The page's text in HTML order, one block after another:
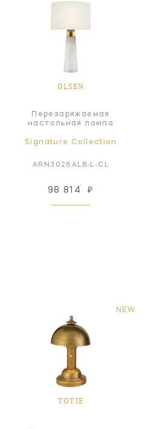
OLSEN
Перезаряжаемая
настольная лампа
Signature Collection
ARN3028ALB-L-CL
98 814 ₽
NEW
TOTIE